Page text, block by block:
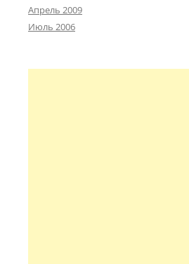
Апрель 2009
Июль 2006